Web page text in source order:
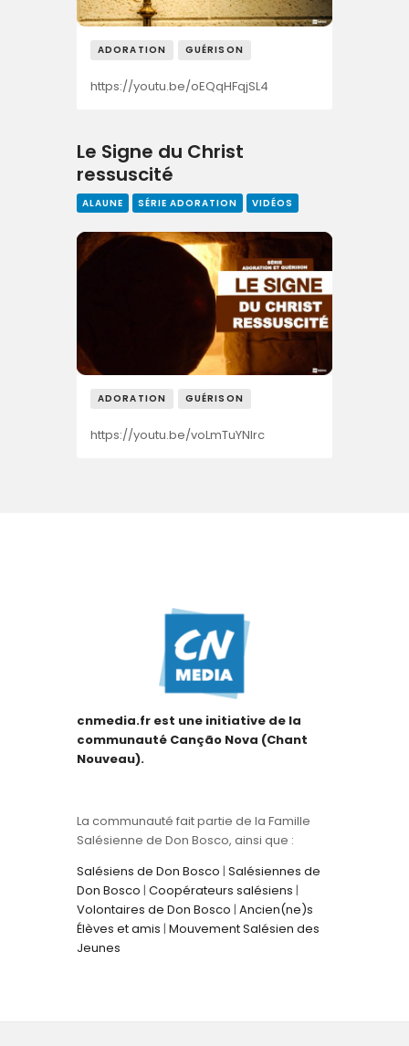
ADORATION GUÉRISON
https://youtu.be/oEQqHFqjSL4
Le Signe du Christ
ressuscité
ALAUNE SÉRIE ADORATION VIDÉOS
ADORATION GUÉRISON
https://youtu.be/voLmTuYNIrc
cnmedia.fr est une initiative de la
communauté Canção Nova (Chant
Nouveau).
La communauté fait partie de la Famille
Salésienne de Don Bosco, ainsi que :
Salésiens de Don Bosco | Salésiennes de
Don Bosco | Coopérateurs salésiens |
Volontaires de Don Bosco | Ancien(ne)s
Élèves et amis | Mouvement Salésien des
Jeunes